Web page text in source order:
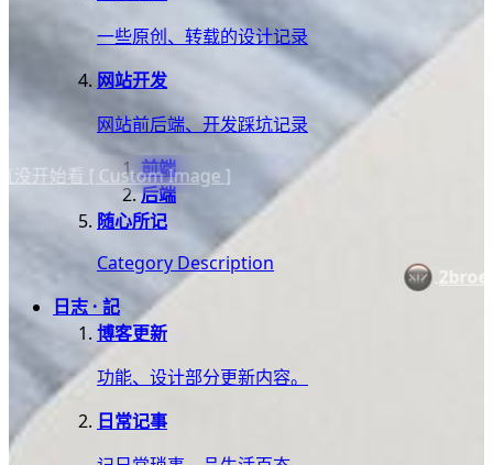
一些原创、转载的设计记录
网站开发
网站前后端、开发踩坑记录
前端
后端
随心所记
Category Description
日志 · 記
博客更新
功能、设计部分更新内容。
日常记事
看 [ Custom Image ]
2broear：